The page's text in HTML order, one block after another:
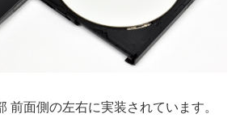
前面側の左右に実装されています。